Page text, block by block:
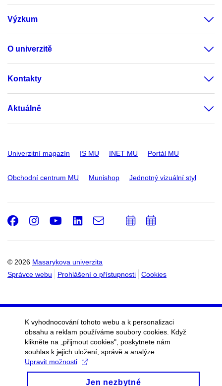
Výzkum
O univerzitě
Kontakty
Aktuálně
Univerzitní magazín IS MU INET MU Portál MU
Obchodní centrum MU Munishop Jednotný vizuální styl
© 2026 Masarykova univerzita
Správce webu
Prohlášení o přístupnosti Cookies
Facebook
Instagram
Youtube
LinkedIn
e-
Email
PřidatPřidat
K vyhodnocování tohoto webu a k personalizaci
obsahu a reklam používáme soubory cookies. Když
klikněte na „přijmout cookies", poskytnete nám
souhlas k jejich uložení, správě a analýze.
Upravit možnosti
Jen nezbytné